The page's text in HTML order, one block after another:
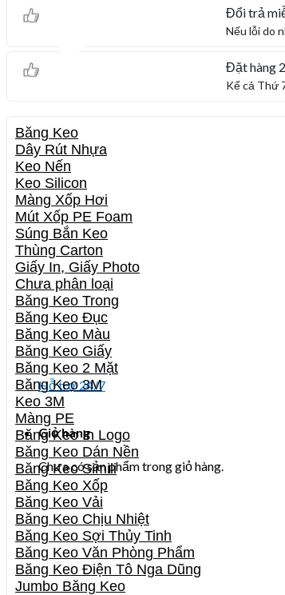
Hỗ trợ 24/7
Giỏ hàng
Chưa có sản phẩm trong giỏ hàng.
Đổi trả
Nếu lỗi do
Đặt hàng
Kể cả Thứ
Băng Keo
Dây Rút Nhựa
Keo Nến
Keo Silicon
Màng Xốp Hơi
Mút Xốp PE Foam
Súng Bắn Keo
Thùng Carton
Giấy In, Giấy Photo
Chưa phân loại
Băng Keo Trong
Băng Keo Đục
Băng Keo Màu
Băng Keo Giấy
Băng Keo 2 Mặt
Băng Keo 3M
Keo 3M
Màng PE
Băng Keo In Logo
Băng Keo Dán Nền
Băng Keo Simili
Băng Keo Xốp
Băng Keo Vải
Băng Keo Chịu Nhiệt
Băng Keo Sợi Thủy Tinh
Băng Keo Văn Phòng Phẩm
Băng Keo Điện Tô Nga Dũng
Jumbo Băng Keo